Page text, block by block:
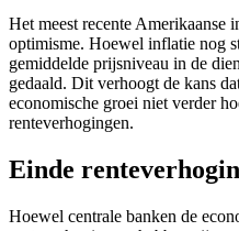
Het meest recente Amerikaanse
optimisme. Hoewel inflatie nog
gemiddelde prijsniveau in de
gedaald. Dit verhoogt de kans
economische groei niet verder
renteverhogingen.
Einde
Hoewel centrale banken de